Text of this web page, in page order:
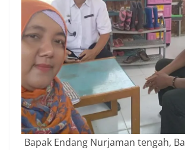
Bapak Endang Nurjaman tengah,